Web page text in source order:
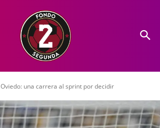
Oviedo: una carrera al sprint por decidir